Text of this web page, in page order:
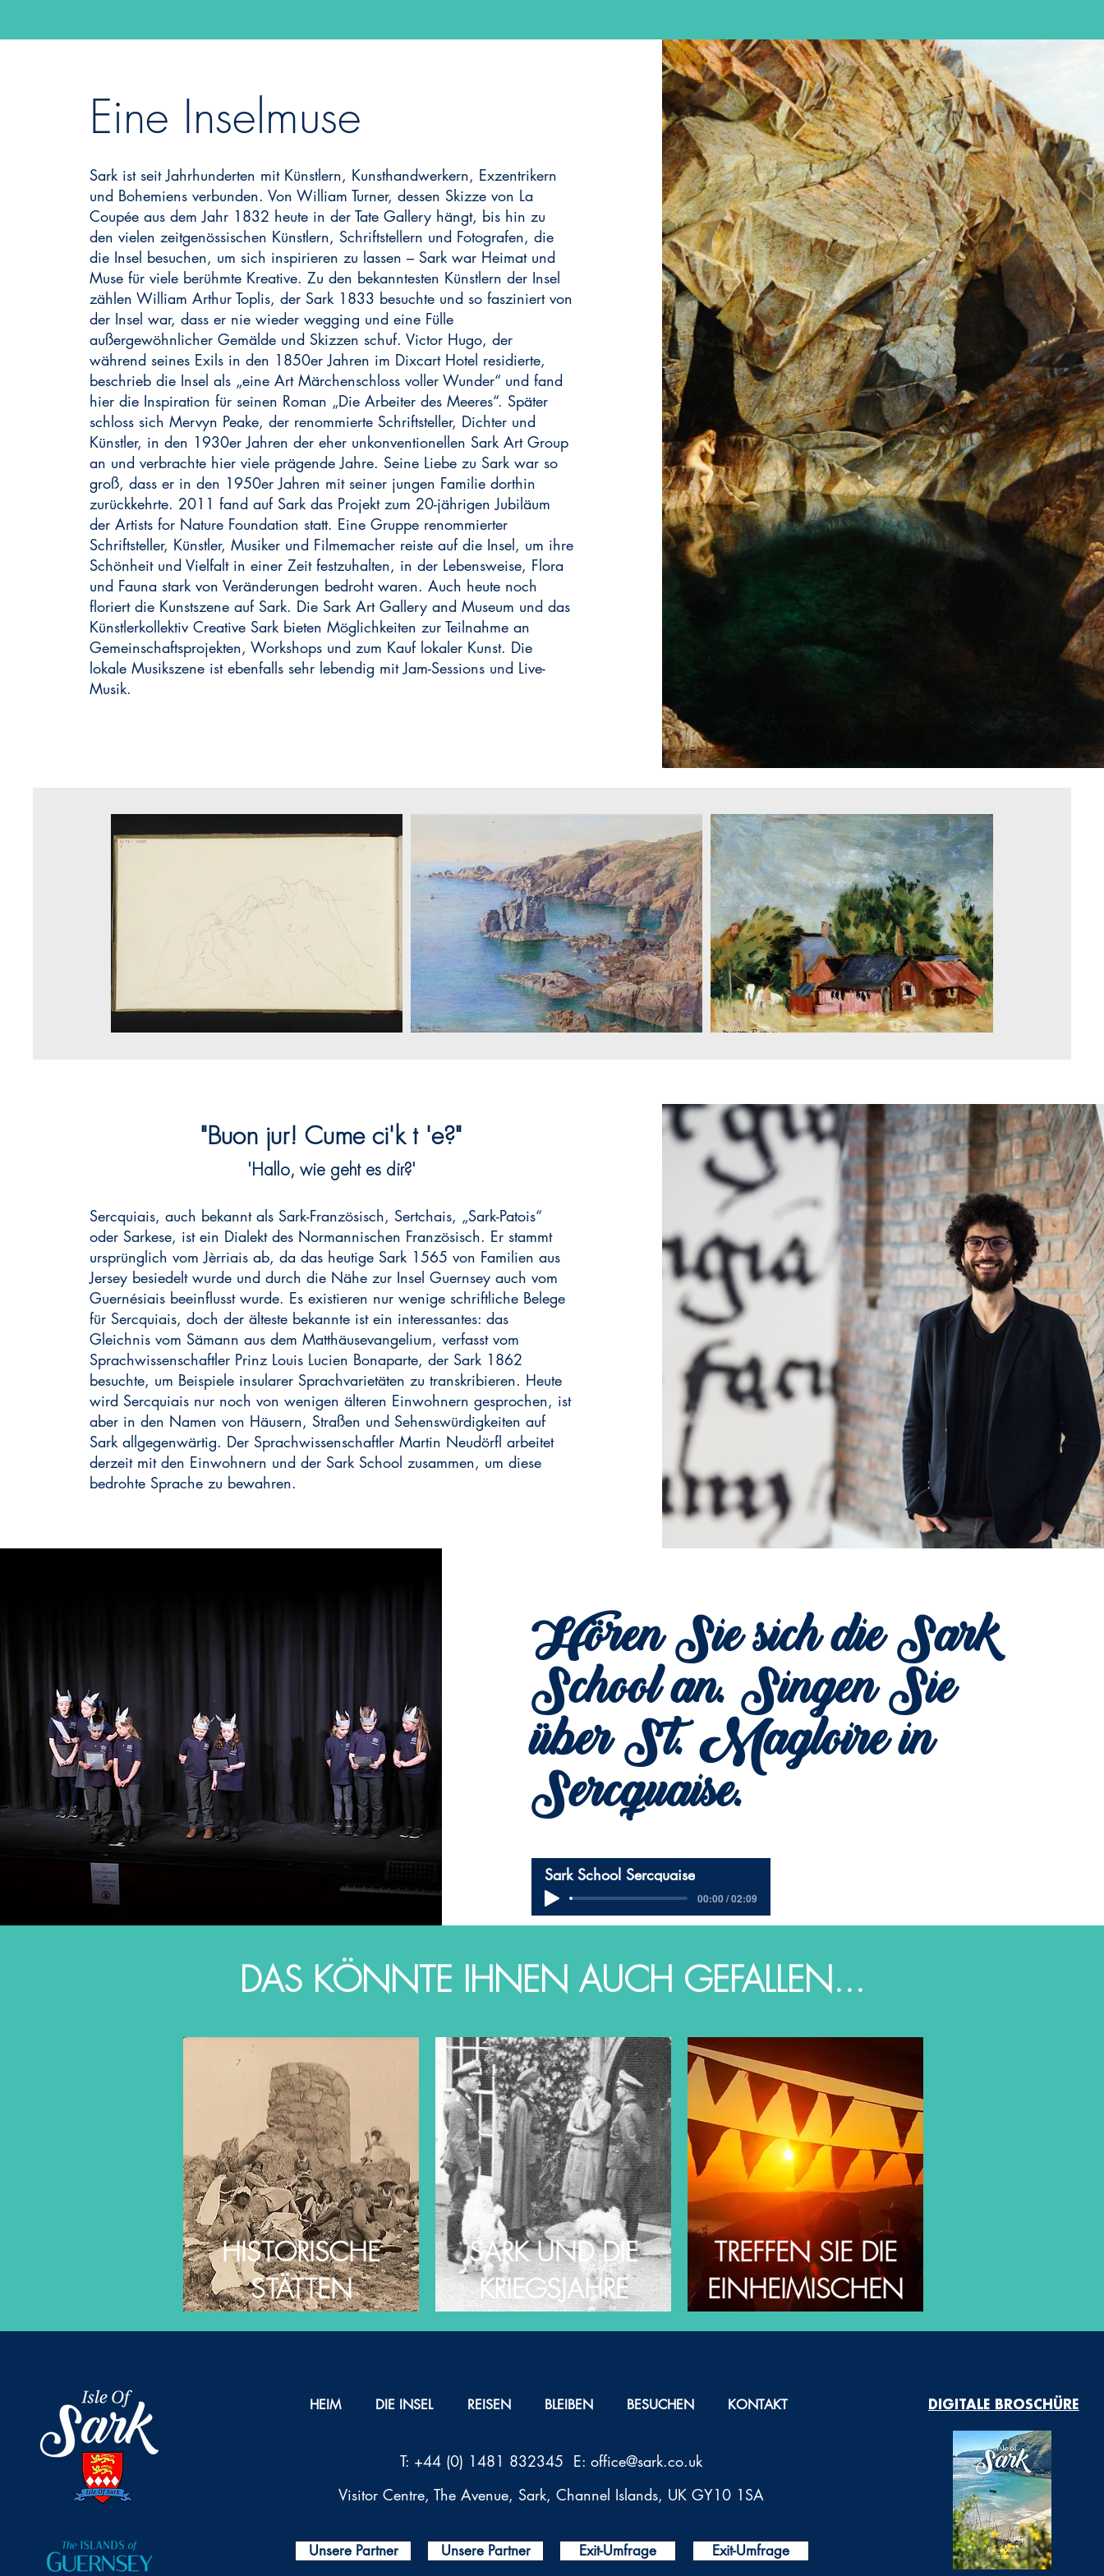
Eine Inselmuse
Sark ist seit Jahrhunderten mit Künstlern, Kunsthandwerkern, Exzentrikern
und Bohemiens verbunden. Von William Turner, dessen Skizze von La
Coupée aus dem Jahr 1832 heute in der Tate Gallery hängt, bis hin zu
den vielen zeitgenössischen Künstlern, Schriftstellern und Fotografen, die
die Insel besuchen, um sich inspirieren zu lassen – Sark war Heimat und
Muse für viele berühmte Kreative. Zu den bekanntesten Künstlern der Insel
zählen William Arthur Toplis, der Sark 1833 besuchte und so fasziniert von
der Insel war, dass er nie wieder wegging und eine Fülle
außergewöhnlicher Gemälde und Skizzen schuf. Victor Hugo, der
während seines Exils in den 1850er Jahren im Dixcart Hotel residierte,
beschrieb die Insel als „eine Art Märchenschloss voller Wunder“ und fand
hier die Inspiration für seinen Roman „Die Arbeiter des Meeres“. Später
schloss sich Mervyn Peake, der renommierte Schriftsteller, Dichter und
Künstler, in den 1930er Jahren der eher unkonventionellen Sark Art Group
an und verbrachte hier viele prägende Jahre. Seine Liebe zu Sark war so
groß, dass er in den 1950er Jahren mit seiner jungen Familie dorthin
zurückkehrte. 2011 fand auf Sark das Projekt zum 20-jährigen Jubiläum
der Artists for Nature Foundation statt. Eine Gruppe renommierter
Schriftsteller, Künstler, Musiker und Filmemacher reiste auf die Insel, um ihre
Schönheit und Vielfalt in einer Zeit festzuhalten, in der Lebensweise, Flora
und Fauna stark von Veränderungen bedroht waren. Auch heute noch
floriert die Kunstszene auf Sark. Die Sark Art Gallery and Museum und das
Künstlerkollektiv Creative Sark bieten Möglichkeiten zur Teilnahme an
Gemeinschaftsprojekten, Workshops und zum Kauf lokaler Kunst. Die
lokale Musikszene ist ebenfalls sehr lebendig mit Jam-Sessions und Live-
Musik.
"Buon jur! Cume ci'k t 'e?"
'Hallo, wie geht es dir?'
Sercquiais, auch bekannt als Sark-Französisch, Sertchais, „Sark-Patois“
oder Sarkese, ist ein Dialekt des Normannischen Französisch. Er stammt
ursprünglich vom Jèrriais ab, da das heutige Sark 1565 von Familien aus
Jersey besiedelt wurde und durch die Nähe zur Insel Guernsey auch vom
Guernésiais beeinflusst wurde. Es existieren nur wenige schriftliche Belege
für Sercquiais, doch der älteste bekannte ist ein interessantes: das
Gleichnis vom Sämann aus dem Matthäusevangelium, verfasst vom
Sprachwissenschaftler Prinz Louis Lucien Bonaparte, der Sark 1862
besuchte, um Beispiele insularer Sprachvarietäten zu transkribieren. Heute
wird Sercquiais nur noch von wenigen älteren Einwohnern gesprochen, ist
aber in den Namen von Häusern, Straßen und Sehenswürdigkeiten auf
Sark allgegenwärtig. Der Sprachwissenschaftler Martin Neudörfl arbeitet
derzeit mit den Einwohnern und der Sark School zusammen, um diese
bedrohte Sprache zu bewahren.
Hören Sie sich die Sark
School an. Singen Sie
über St. Magloire in
Sercquaise.
Sark School Sercquaise
00:00 / 02:09
DAS KÖNNTE IHNEN AUCH GEFALLEN...
HISTORISCHE
STÄTTEN
SARK UND DIE
KRIEGSJAHRE
TREFFEN SIE DIE
EINHEIMISCHEN
HEIM DIE INSEL REISEN BLEIBEN BESUCHEN KONTAKT
T: +44 (0) 1481 832345 E: office@sark.co.uk
Visitor Centre, The Avenue, Sark, Channel Islands, UK GY10 1SA
Unsere Partner Exit-Umfrage Exit-Umfrage
DIGITALE BROSCHÜRE
Unsere Partner